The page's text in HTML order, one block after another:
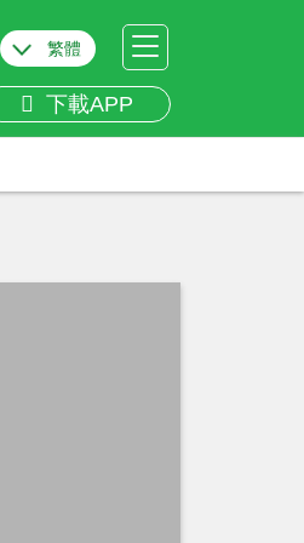
繁體
下載APP